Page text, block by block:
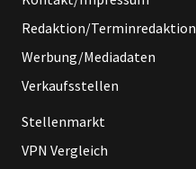
Redaktion/Terminredaktion
Werbung/Mediadaten
Verkaufsstellen
Stellenmarkt
VPN Vergleich